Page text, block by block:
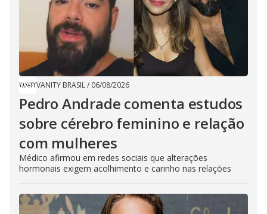
VANITY BRASIL/ 06/08/2026
Pedro Andrade comenta estudos
sobre cérebro feminino e relação
com mulheres
Médico afirmou em redes sociais que alterações
hormonais exigem acolhimento e carinho nas relações